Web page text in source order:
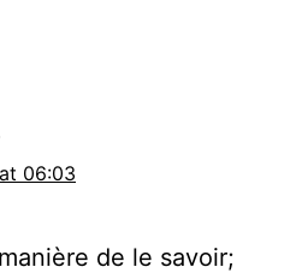
06:03
de le savoir;